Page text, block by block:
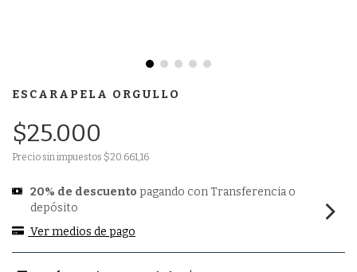
ESCARAPELA ORGULLO
$25.000
Precio sin impuestos $20.661,16
20% de descuento pagando con Transferencia o
depósito
Ver medios de pago